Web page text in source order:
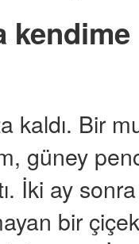
kaldı. Bir
güney
İki ay
bir